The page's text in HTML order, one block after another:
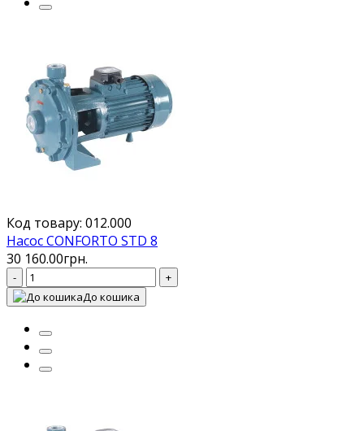
Код товару: 012.000
Насос CONFORTO STD 8
30 160.00грн.
-
+
До кошика